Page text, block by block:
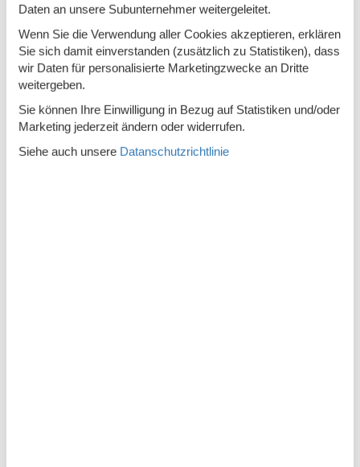
Waschmaschine
Wäschetrockner
Entfernung
Einkauf
4,1 km
Küste
Daten an unsere Subunternehmer weitergeleitet.
Wenn Sie die Verwendung aller Cookies akzeptieren, erklären
Sie sich damit einverstanden (zusätzlich zu Statistiken), dass
wir Daten für personalisierte Marketingzwecke an Dritte
weitergeben.
Sie können Ihre Einwilligung in Bezug auf Statistiken und/oder
Marketing jederzeit ändern oder widerrufen.
Siehe auch unsere Datanschutzrichtlinie